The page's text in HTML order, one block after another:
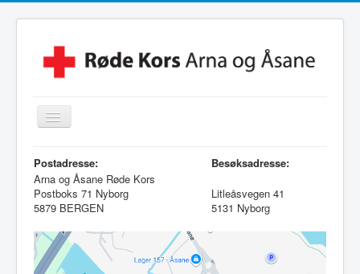
Skjul/Vis
navigasjon
Hjem
Lokalforening
Leksehjelpen
Beredskapsvakt
Hjelpekorps
Postadresse:
Besøksadresse:
Arna og Åsane Røde Kors
Postboks 71 Nyborg
5879 BERGEN
Litleåsvegen 41
5131 Nyborg